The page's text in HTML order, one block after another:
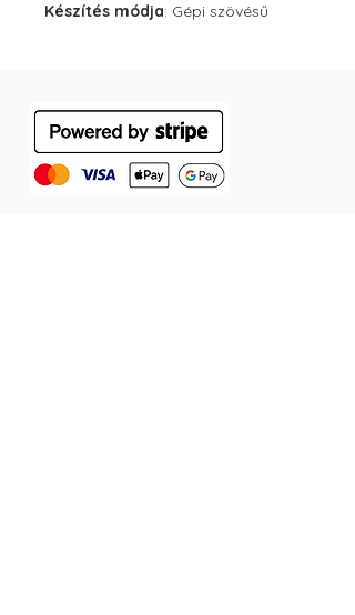
Készítés módja: Gépi szövésű